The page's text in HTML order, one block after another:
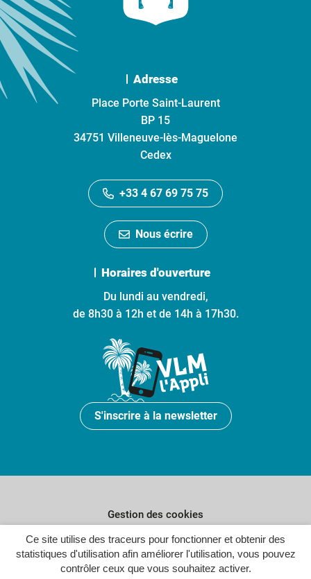
Ce site utilise des traceurs pour fonctionner et obtenir des
statistiques d'utilisation afin améliorer l'utilisation, vous pouvez
contrôler ceux que vous souhaitez activer.
Adresse
Place Porte Saint-Laurent
BP 15
34751 Villeneuve-lès-Maguelone
Cedex
+33 4 67 69 75 75
Nous écrire
Horaires d'ouverture
Du lundi au vendredi,
de 8h30 à 12h et de 14h à 17h30.
S'inscrire à la newsletter
Gestion des cookies
Plan du site
Politique de confidentialité